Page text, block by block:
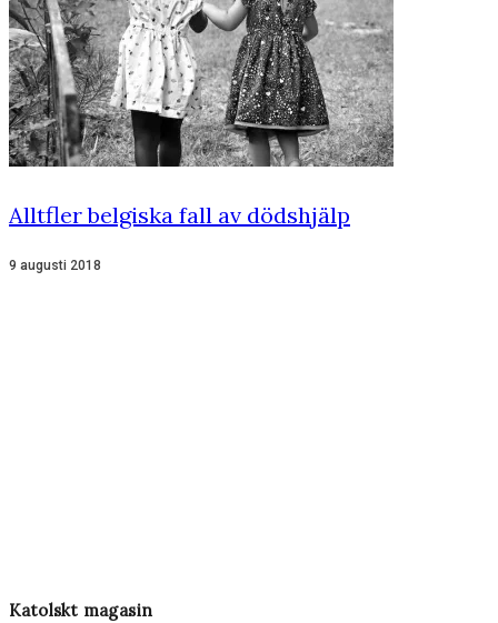
Alltfler belgiska fall av dödshjälp
9 augusti 2018
Katolskt magasin